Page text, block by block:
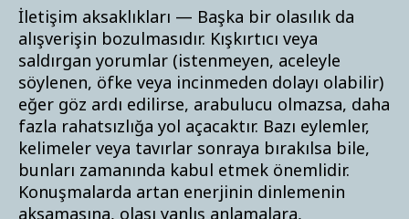
İletişim aksaklıkları — Başka bir olasılık da
alışverişin bozulmasıdır. Kışkırtıcı veya
saldırgan yorumlar (istenmeyen, aceleyle
söylenen, öfke veya incinmeden dolayı olabilir)
eğer göz ardı edilirse, arabulucu olmazsa, daha
fazla rahatsızlığa yol açacaktır. Bazı eylemler,
kelimeler veya tavırlar sonraya bırakılsa bile,
bunları zamanında kabul etmek önemlidir.
Konuşmalarda artan enerjinin dinlemenin
aksamasına, olası yanlış anlamalara,